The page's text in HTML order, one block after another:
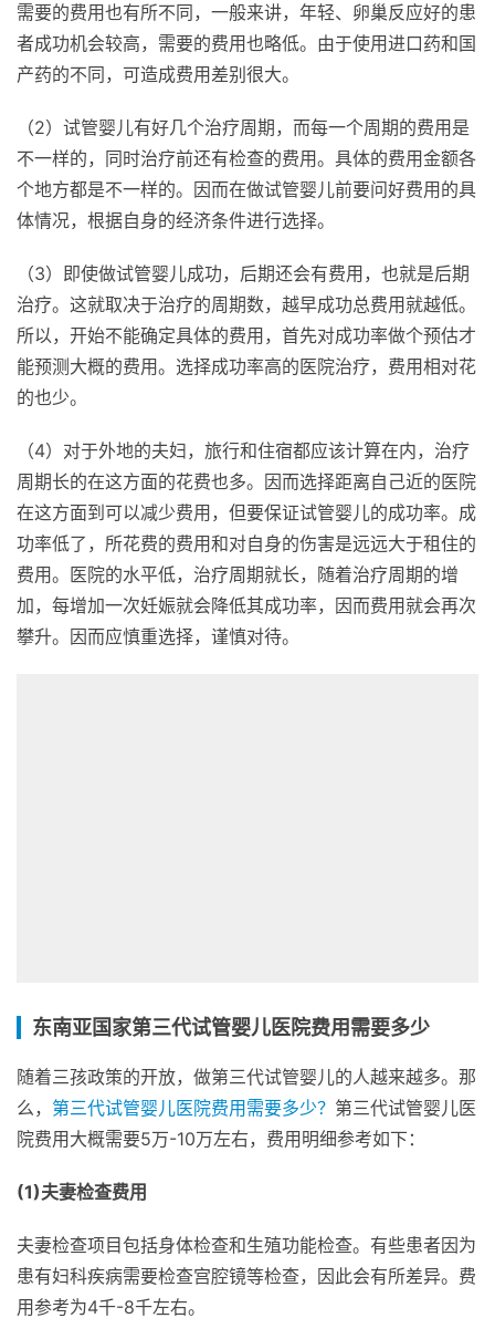
需要的费用也有所不同，一般来讲，年轻、卵巢反应好的患
者成功机会较高，需要的费用也略低。由于使用进口药和国
产药的不同，可造成费用差别很大。
（2）试管婴儿有好几个治疗周期，而每一个周期的费用是
不一样的，同时治疗前还有检查的费用。具体的费用金额各
个地方都是不一样的。因而在做试管婴儿前要问好费用的具
体情况，根据自身的经济条件进行选择。
（3）即使做试管婴儿成功，后期还会有费用，也就是后期
治疗。这就取决于治疗的周期数，越早成功总费用就越低。
所以，开始不能确定具体的费用，首先对成功率做个预估才
能预测大概的费用。选择成功率高的医院治疗，费用相对花
的也少。
（4）对于外地的夫妇，旅行和住宿都应该计算在内，治疗
周期长的在这方面的花费也多。因而选择距离自己近的医院
在这方面到可以减少费用，但要保证试管婴儿的成功率。成
功率低了，所花费的费用和对自身的伤害是远远大于租住的
费用。医院的水平低，治疗周期就长，随着治疗周期的增
加，每增加一次妊娠就会降低其成功率，因而费用就会再次
攀升。因而应慎重选择，谨慎对待。
东南亚国家第三代试管婴儿医院费用需要多少
随着三孩政策的开放，做第三代试管婴儿的人越来越多。那
么， 第三代试管婴儿医院费用需要多少？ 第三代试管婴儿医
院费用大概需要5万-10万左右，费用明细参考如下：
(1)夫妻检查费用
夫妻检查项目包括身体检查和生殖功能检查。有些患者因为
患有妇科疾病需要检查宫腔镜等检查，因此会有所差异。费
用参考为4千-8千左右。